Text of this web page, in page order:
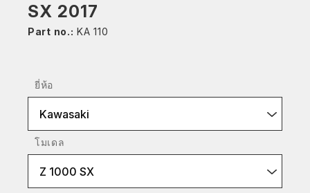
SX 2017
Part no.: KA 110
ยี่ห้อ
Kawasaki
โมเดล
Z 1000 SX